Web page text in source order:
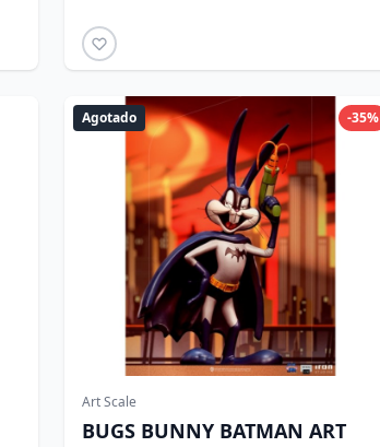
-35%
Agotado
Art Scale
BUGS BUNNY BATMAN ART